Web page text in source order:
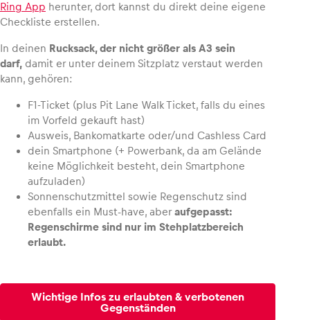
Business
Glossar
Ring App herunter, dort kannst du direkt deine eigene
Checkliste erstellen.
In deinen Rucksack, der nicht größer als A3 sein
darf, damit er unter deinem Sitzplatz verstaut werden
kann, gehören:
F1-Ticket (plus Pit Lane Walk Ticket, falls du eines
im Vorfeld gekauft hast)
Ausweis, Bankomatkarte oder/und Cashless Card
dein Smartphone (+ Powerbank, da am Gelände
keine Möglichkeit besteht, dein Smartphone
aufzuladen)
Sonnenschutzmittel sowie Regenschutz sind
ebenfalls ein Must-have, aberaufgepasst:
Regenschirme sind nur im Stehplatzbereich
erlaubt.
Wichtige Infos zu erlaubten & verbotenen
Gegenständen